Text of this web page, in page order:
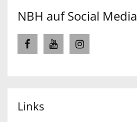
NBH auf Social Media
Links